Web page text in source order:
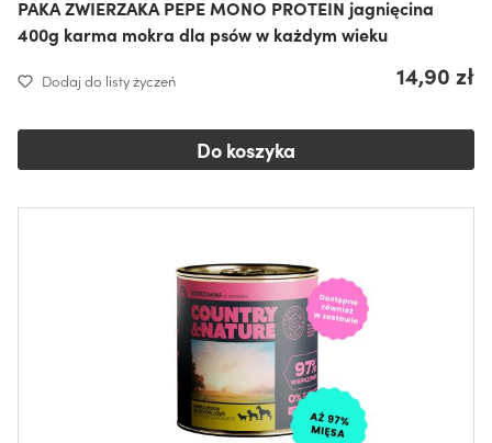
PAKA ZWIERZAKA PEPE MONO PROTEIN jagnięcina
400g karma mokra dla psów w każdym wieku
Dodaj do listy życzeń 14,90 zł
Do koszyka